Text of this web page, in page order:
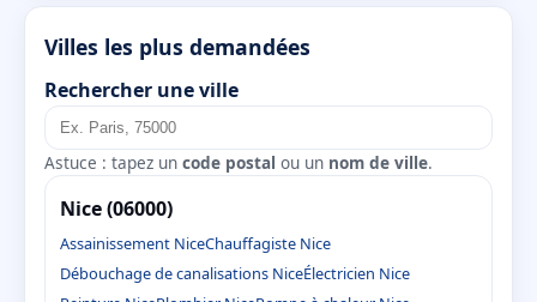
Villes les plus demandées
Rechercher une ville
Astuce : tapez un code postal ou un nom de ville.
Nice (06000)
Assainissement NiceChauffagiste Nice
Débouchage de canalisations NiceÉlectricien Nice